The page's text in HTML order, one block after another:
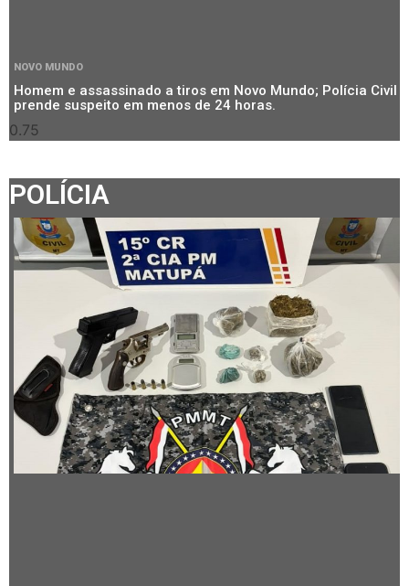
NOVO MUNDO
Homem e assassinado a tiros em Novo Mundo; Polícia Civil
prende suspeito em menos de 24 horas.
POLÍCIA